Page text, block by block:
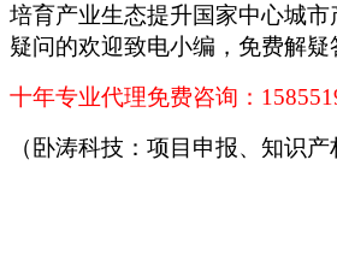
培育产业生态提升国家中心城
疑问的欢迎致电小编，免费解疑
十年专业代理免费咨询：
（卧涛科技：项目申报、知识